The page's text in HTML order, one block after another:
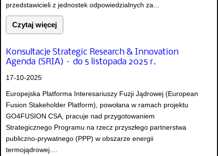
przedstawicieli z jednostek odpowiedzialnych za...
Czytaj więcej
Konsultacje Strategic Research & Innovation
Agenda (SRIA) – do 5 listopada 2025 r.
17-10-2025
Europejska Platforma Interesariuszy Fuzji Jądrowej (European
Fusion Stakeholder Platform), powołana w ramach projektu
GO4FUSION CSA, pracuje nad przygotowaniem
Strategicznego Programu na rzecz przyszłego partnerstwa
publiczno-prywatnego (PPP) w obszarze energii
termojądrowej....